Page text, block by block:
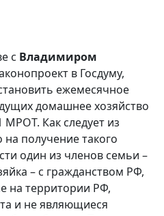
с Владимиром
в Госдуму,
ежемесячное
домашнее хозяйство
МРОТ. Как следует из
получение такого
один из членов семьи –
– с гражданством РФ,
на территории РФ,
и не являющиеся